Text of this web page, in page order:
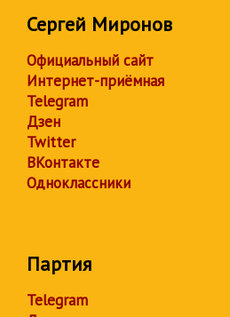
Сергей Миронов
Официальный сайт
Интернет-приёмная
Telegram
Дзен
Twitter
ВКонтакте
Одноклассники
Партия
Telegram